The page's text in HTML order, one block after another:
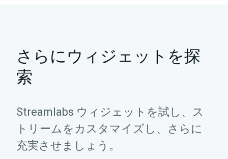
さらにウィジェットを探
索
Streamlabs ウィジェットを試し、ス
トリームをカスタマイズし、さらに
充実させましょう。